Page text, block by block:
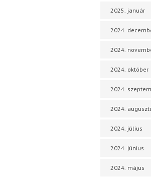
2025. január
2024.
2024.
2024. október
2024.
2024.
2024. július
2024. június
2024. május